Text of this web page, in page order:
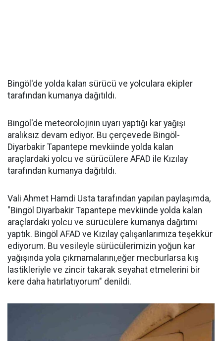
Bingöl'de yolda kalan sürücü ve yolculara ekipler
tarafından kumanya dağıtıldı.
Bingöl'de meteorolojinin uyarı yaptığı kar yağışı
aralıksız devam ediyor. Bu çerçevede Bingöl-
Diyarbakir Tapantepe mevkiinde yolda kalan
araçlardaki yolcu ve sürücülere AFAD ile Kızılay
tarafından kumanya dağıtıldı.
Vali Ahmet Hamdi Usta tarafından yapılan paylaşımda,
"Bingöl Diyarbakir Tapantepe mevkiinde yolda kalan
araçlardaki yolcu ve sürücülere kumanya dağıtımı
yaptık. Bingöl AFAD ve Kızılay çalışanlarımıza teşekkür
ediyorum. Bu vesileyle sürücülerimizin yoğun kar
yağışında yola çıkmamalarını,eğer mecburlarsa kış
lastikleriyle ve zincir takarak seyahat etmelerini bir
kere daha hatırlatıyorum" denildi.